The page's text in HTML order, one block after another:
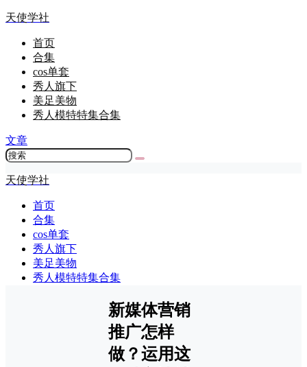
天使学社
首页
合集
cos单套
秀人旗下
美足美物
秀人模特特集合集
文章
天使学社
首页
合集
cos单套
秀人旗下
美足美物
秀人模特特集合集
新媒体营销
推广怎样
做？运用这